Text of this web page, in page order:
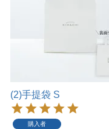
(2)手提袋 S
購入者